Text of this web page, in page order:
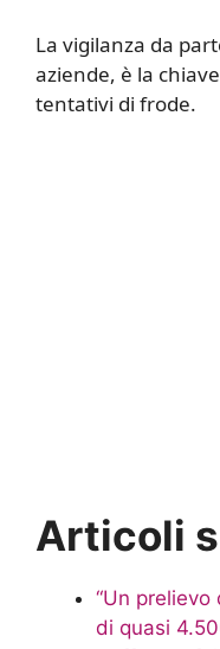
La vigilanza da
aziende, è la
tentativi di frode.
Articoli
“Un
di quasi